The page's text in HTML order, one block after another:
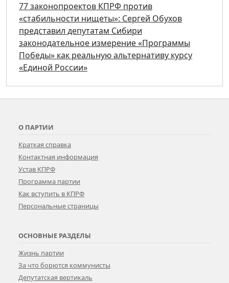
77 законопроектов КПРФ против
«стабильности нищеты»: Сергей Обухов
представил депутатам Сибири
законодательное измерение «Программы
Победы» как реальную альтернативу курсу
«Единой России»
О ПАРТИИ
Краткая справка
Контактная информация
Устав КПРФ
Программа партии
Как вступить в КПРФ
Персональные страницы
ОСНОВНЫЕ РАЗДЕЛЫ
Жизнь партии
За что борются коммунисты
Депутатская вертикаль